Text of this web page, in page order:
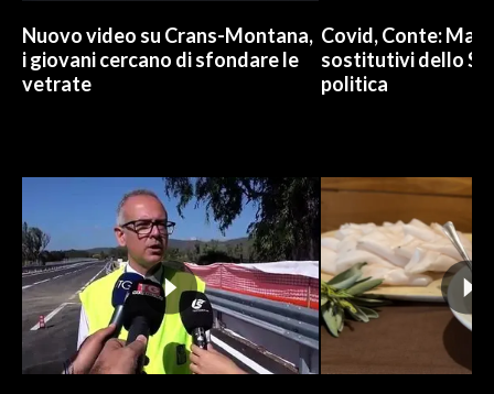
Nuovo video su Crans-Montana,
i giovani cercano di sfondare le
vetrate
Covid, Conte: Mai
sostitutivi dello
politica